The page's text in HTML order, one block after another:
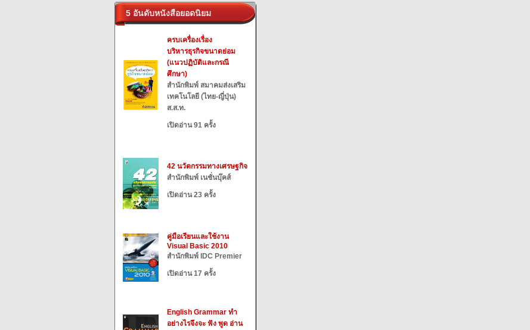
5 อันดับหนังสือยอดนิยม
ครบเครื่องเรื่อง
บริหารธุรกิจขนาดย่อม
(แนวปฏิบัติและกรณี
ศึกษา)
สำนักพิมพ์ สมาคมส่งเสริม
เทคโนโลยี (ไทย-ญี่ปุ่น)
ส.ส.ท.
เปิดอ่าน 91 ครั้ง
42 นวัตกรรมทางเศรษฐกิจ
สำนักพิมพ์ เนชั่นบุ๊คส์
เปิดอ่าน 23 ครั้ง
คู่มือเรียนและใช้งาน
Visual Basic 2010
สำนักพิมพ์ IDC Premier
เปิดอ่าน 17 ครั้ง
English Grammar ทำ
อย่างไรจึงจะ ฟัง พูด อ่าน